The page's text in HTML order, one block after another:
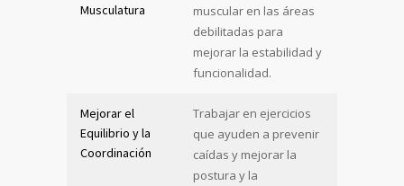
Musculatura
muscular en las áreas
debilitadas para
mejorar la estabilidad y
funcionalidad.
Mejorar el
Equilibrio y la
Coordinación
Trabajar en ejercicios
que ayuden a prevenir
caídas y mejorar la
postura y la